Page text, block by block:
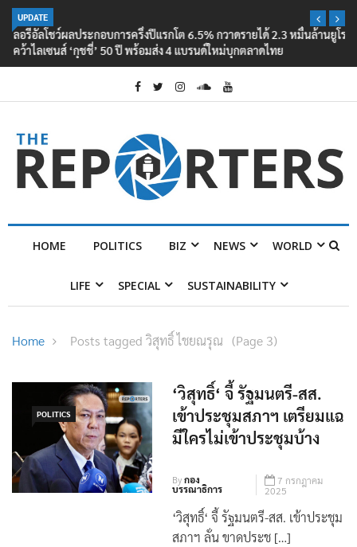
UPDATE
ลอรีอัลโชว์ผลประกอบการครึ่งปีแรกโต 6.5% กวาดรายได้ 2.3 หมื่นล้านยูโร
คว้าไลเซนส์ ‘กุชชี่’ 50 ปี พร้อมส่ง 4 แบรนด์ใหม่บุกตลาดไทย
HOME POLITICS BIZ NEWS WORLD
LIFE SPECIAL SUSTAINABILITY
Home Posts tagged วิสุทธิ์ ไชยณรุณ (Page 3)
POLITICS
‘วิสุทธิ์‘ จี้ รัฐมนตรี-สส.
เข้าประชุมสภาฯ เตรียมแฉ
มีใครไม่เข้าประชุมบ้าง
Byกอง
บรรณาธิการ
7 กรกฎาคม
2025
‘วิสุทธิ์‘ จี้ รัฐมนตรี-สส. เข้าประชุม
สภาฯ ลั่น ขาดประช […]